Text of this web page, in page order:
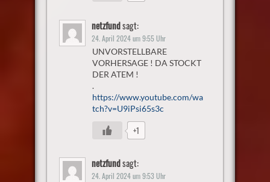
netzfundsagt:
24. April 2024 um 9:55 Uhr
UNVORSTELLBARE
VORHERSAGE ! DA STOCKT
DER ATEM !
.
https://www.youtube.com/wa
tch?v=U9iPsi65s3c
+1
netzfundsagt:
24. April 2024 um 9:53 Uhr